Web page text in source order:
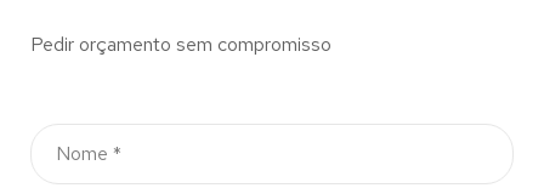
Pedir orçamento sem compromisso